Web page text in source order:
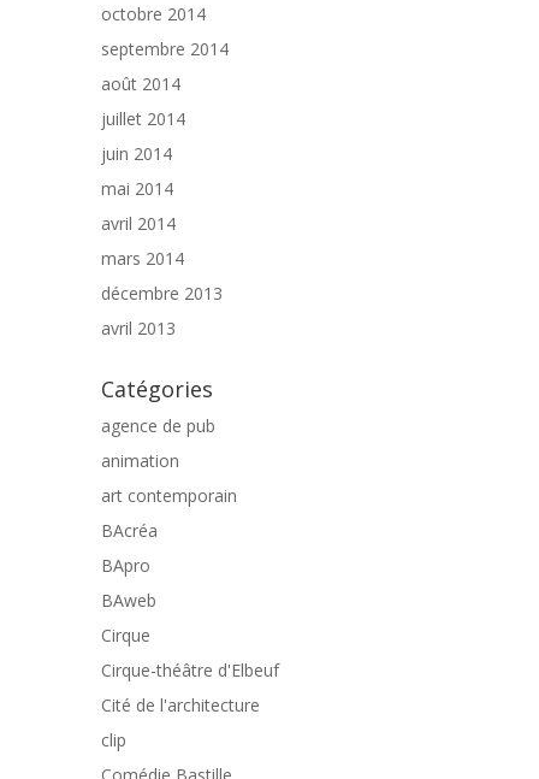
octobre 2014
septembre 2014
août 2014
juillet 2014
juin 2014
mai 2014
avril 2014
mars 2014
décembre 2013
avril 2013
Catégories
agence de pub
animation
art contemporain
BAcréa
BApro
BAweb
Cirque
Cirque-théâtre d'Elbeuf
Cité de l'architecture
clip